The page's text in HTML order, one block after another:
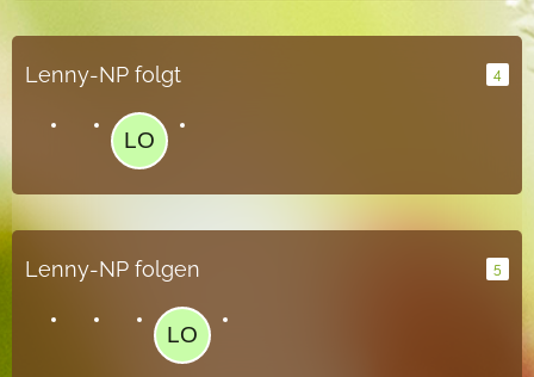
Lenny-NP folgt 4
Lenny-NP folgen 5